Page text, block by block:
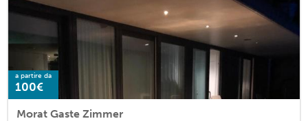
a partire da
100€
Morat Gaste Zimmer